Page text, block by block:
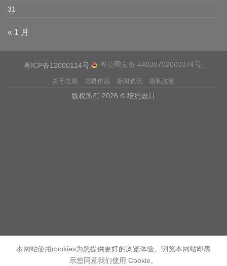
31
« 1 月
粤ICP备12000114号 粤公网安备 44030702003374号
关于培恩 培恩作品 新闻资讯 隐私政策
版权所有 2026 © 培恩设计
本网站使用cookies为您提供更好的浏览体验。浏览本网站即表
示您同意我们使用 Cookie。